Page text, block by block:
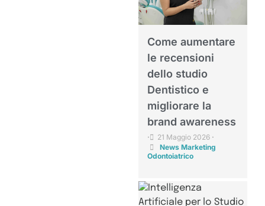
Come aumentare
le recensioni
dello studio
Dentistico e
migliorare la
brand awareness
• 21 Maggio 2026 •
News Marketing
Odontoiatrico